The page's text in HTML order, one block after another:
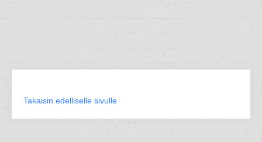
Takaisin edelliselle sivulle